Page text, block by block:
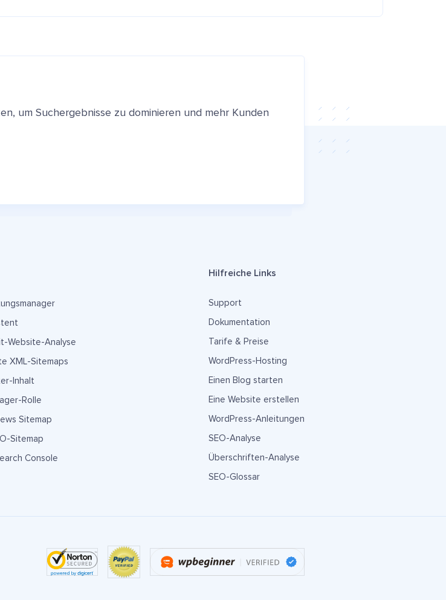
um Suchergebnisse zu dominieren und mehr Kunden
Website-Analyse
XML-Sitemaps
Inhalt
Rolle
Sitemap
Sitemap
Console
Hilfreiche Links
Support
Dokumentation
Tarife & Preise
WordPress-Hosting
Einen Blog starten
Eine Website erstellen
WordPress-Anleitungen
SEO-Analyse
Überschriften-Analyse
SEO-Glossar